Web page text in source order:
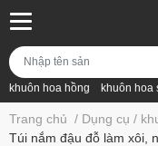
khuôn hoa hồng khuôn hoa
Trang chủ / Dụng cụ /
Túi nắm đậu đỗ làm xôi,